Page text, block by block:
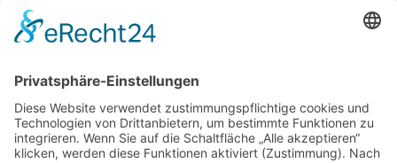
Martinseestraße 1
63150 Heusenstamm
info@duwensee-gmbh.de